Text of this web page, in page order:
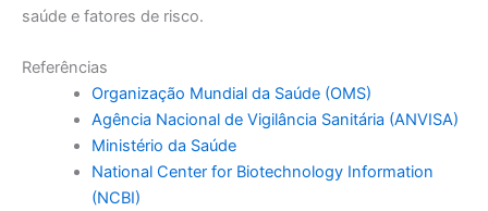
saúde e fatores de risco.
Referências
Organização Mundial da Saúde (OMS)
Agência Nacional de Vigilância Sanitária (ANVISA)
Ministério da Saúde
National Center for Biotechnology Information
(NCBI)